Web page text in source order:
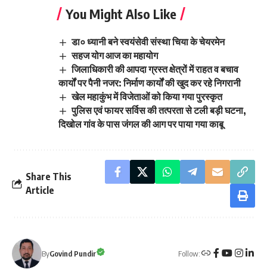
You Might Also Like
डा० ध्यानी बने स्वयंसेवी संस्था चिया के चेयरमेन
सहज योग आज का महायोग
जिलाधिकारी की आपदा ग्रस्त क्षेत्रों में राहत व बचाव
कार्यों पर पैनी नजर: निर्माण कार्यों की खुद कर रहे निगरानी
खेल महाकुंभ में विजेताओं को किया गया पुरस्कृत
पुलिस एवं फायर सर्विस की तत्परता से टली बड़ी घटना,
दिखोल गांव के पास जंगल की आग पर पाया गया काबू
Share This
Article
ByGovind Pundir Follow: